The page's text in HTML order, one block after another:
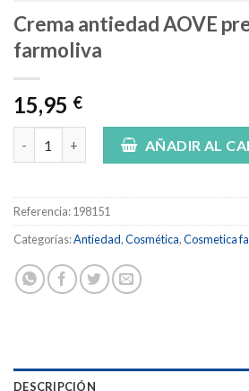
Crema antiedad AOVE
farmoliva
15,95 €
Crema antiedad AOVE premium
AÑADIR AL
Referencia:198151
Categorías:Antiedad,Cosmética,Cosmetica
DESCRIPCIÓN